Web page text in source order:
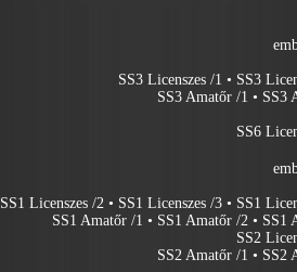
SS3 Licenszes /1 • SS3
SS3 Amatőr /1 • SS3
SS6
SS1 Licenszes /2 • SS1 Licenszes /3 • SS1
SS1 Amatőr /1 • SS1 Amatőr /2 • SS1
SS2
SS2 Amatőr /1 • SS2